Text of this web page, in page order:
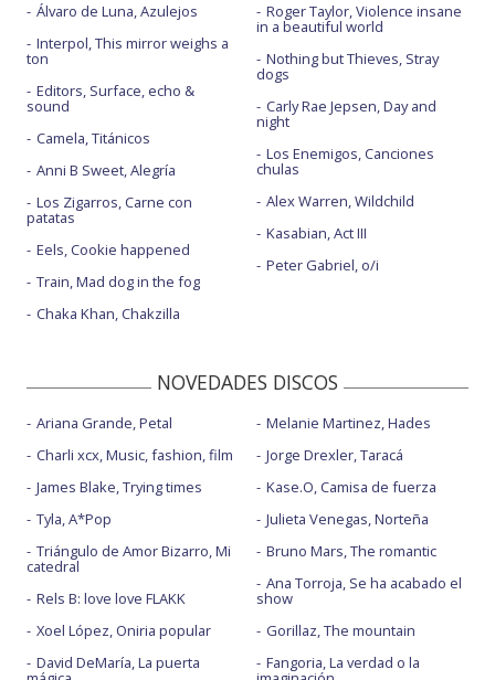
Álvaro de Luna, Azulejos
Interpol, This mirror weighs a
ton
Editors, Surface, echo &
sound
Camela, Titánicos
Anni B Sweet, Alegría
Los Zigarros, Carne con
patatas
Eels, Cookie happened
Train, Mad dog in the fog
Chaka Khan, Chakzilla
Roger Taylor, Violence insane
in a beautiful world
Nothing but Thieves, Stray
dogs
Carly Rae Jepsen, Day and
night
Los Enemigos, Canciones
chulas
Alex Warren, Wildchild
Kasabian, Act III
Peter Gabriel, o/i
NOVEDADES DISCOS
Ariana Grande, Petal
Charli xcx, Music, fashion, film
James Blake, Trying times
Tyla, A*Pop
Triángulo de Amor Bizarro, Mi
catedral
Rels B: love love FLAKK
Xoel López, Oniria popular
David DeMaría, La puerta
Melanie Martinez, Hades
Jorge Drexler, Taracá
Kase.O, Camisa de fuerza
Julieta Venegas, Norteña
Bruno Mars, The romantic
Ana Torroja, Se ha acabado el
show
Gorillaz, The mountain
Fangoria, La verdad o la